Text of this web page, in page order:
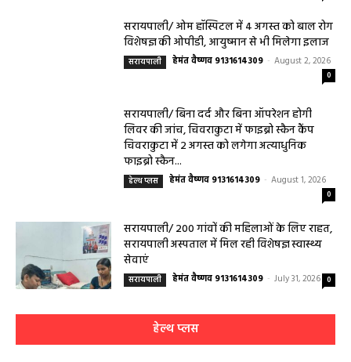
सरायपाली/ ओम हॉस्पिटल में 4 अगस्त को बाल रोग
विशेषज्ञ की ओपीडी, आयुष्मान से भी मिलेगा इलाज
सरायपाली हेमंत वैष्णव 9131614309 - August 2, 2026
0
सरायपाली/ बिना दर्द और बिना ऑपरेशन होगी
लिवर की जांच, चिवराकुटा में फाइब्रो स्कैन कैंप
चिवराकुटा में 2 अगस्त को लगेगा अत्याधुनिक
फाइब्रो स्कैन...
हेल्थ प्लस हेमंत वैष्णव 9131614309 - August 1, 2026
0
सरायपाली/ 200 गांवों की महिलाओं के लिए राहत,
सरायपाली अस्पताल में मिल रही विशेषज्ञ स्वास्थ्य
सेवाएं
सरायपाली हेमंत वैष्णव 9131614309 - July 31, 2026 0
हेल्थ प्लस